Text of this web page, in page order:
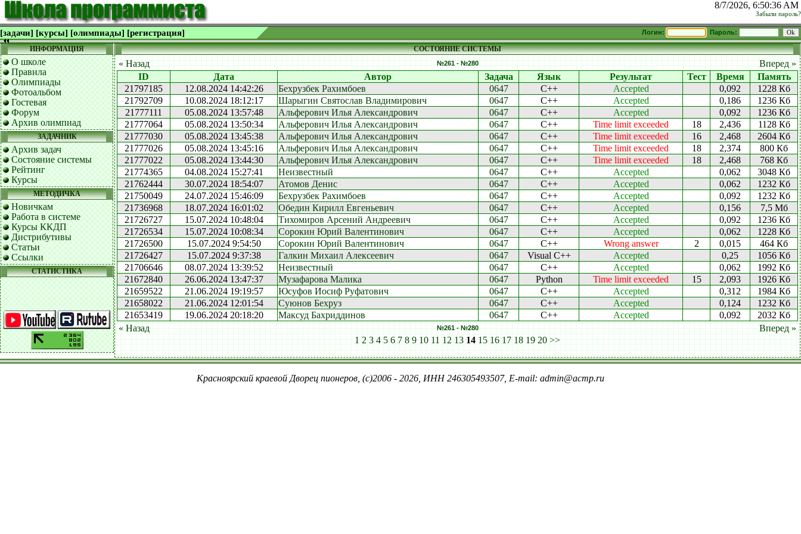
8/7/2026, 6:50:36 AM
Забыли пароль?
[задачи] [курсы] [олимпиады] [регистрация] Логин: Пароль:
ИНФОРМАЦИЯ
О школе
Правила
Олимпиады
Фотоальбом
Гостевая
Форум
Архив олимпиад
ЗАДАЧНИК
Архив задач
Состояние системы
Рейтинг
Курсы
МЕТОДИЧКА
Новичкам
Работа в системе
Курсы ККДП
Дистрибутивы
Статьи
Ссылки
СТАТИСТИКА
СОСТОЯНИЕ СИСТЕМЫ
« Назад №261 - №280
Вперед »
ID
Дата Автор Задача Язык Результат Тест Время
Память
21797185
12.08.2024 14:42:26 Бехрузбек Рахимбоев 0647 C++ Accepted 0,092
1228 Кб
21792709
10.08.2024 18:12:17 Шарыгин Святослав Владимирович 0647 C++ Accepted 0,186
1236 Кб
21777111
05.08.2024 13:57:48 Альферович Илья Александрович 0647 C++ Accepted 0,092
1236 Кб
21777064
05.08.2024 13:50:34 Альферович Илья Александрович 0647 C++ Time limit exceeded 18 2,436
1128 Кб
21777030
05.08.2024 13:45:38 Альферович Илья Александрович 0647 C++ Time limit exceeded 16 2,468
2604 Кб
21777026
05.08.2024 13:45:16 Альферович Илья Александрович 0647 C++ Time limit exceeded 18 2,374
800 Кб
21777022
05.08.2024 13:44:30 Альферович Илья Александрович 0647 C++ Time limit exceeded 18 2,468
768 Кб
21774365
04.08.2024 15:27:41 Неизвестный 0647 C++ Accepted 0,062
3048 Кб
21762444
30.07.2024 18:54:07 Атомов Денис 0647 C++ Accepted 0,062
1232 Кб
21750049
24.07.2024 15:46:09 Бехрузбек Рахимбоев 0647 C++ Accepted 0,092
1232 Кб
21736968
18.07.2024 16:01:02 Обедин Кирилл Евгеньевич 0647 C++ Accepted 0,156
7,5 Мб
21726727
15.07.2024 10:48:04 Тихомиров Арсений Андреевич 0647 C++ Accepted 0,092
1236 Кб
21726534
15.07.2024 10:08:34 Сорокин Юрий Валентинович 0647 C++ Accepted 0,062
1228 Кб
21726500
15.07.2024 9:54:50 Сорокин Юрий Валентинович 0647 C++ Wrong answer 2 0,015
464 Кб
21726427
15.07.2024 9:37:38 Галкин Михаил Алексеевич 0647 Visual C++ Accepted 0,25
1056 Кб
21706646
08.07.2024 13:39:52 Неизвестный 0647 C++ Accepted 0,062
1992 Кб
21672840
26.06.2024 13:47:37 Музафарова Малика 0647 Python Time limit exceeded 15 2,093
1926 Кб
21659522
21.06.2024 19:19:57 Юсуфов Иосиф Руфатович 0647 C++ Accepted 0,312
1984 Кб
21658022
21.06.2024 12:01:54 Суюнов Бехруз 0647 C++ Accepted 0,124
1232 Кб
21653419
19.06.2024 20:18:20 Максуд Бахриддинов 0647 C++ Accepted 0,092
2032 Кб
« Назад
№261 - №280
Вперед »
1 2 3 4 5 6 7 8 9 10 11 12 13 14 15 16 17 18 19 20 >>
Красноярский краевой Дворец пионеров, (c)2006 - 2026, ИНН 246305493507, E-mail: admin@acmp.ru